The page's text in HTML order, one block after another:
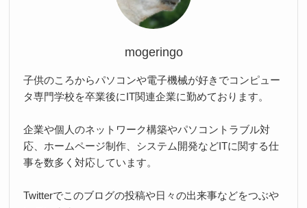
mogeringo
子供のころからパソコンや電子機械が好きでコンピュー
タ専門学校を卒業後にIT関連企業に勤めております。
企業や個人のネットワーク構築やパソコントラブル対
応、ホームページ制作、システム開発などITに関する仕
事を数多く対応しています。
Twitterでこのブログの投稿や日々の出来事などをつぶや